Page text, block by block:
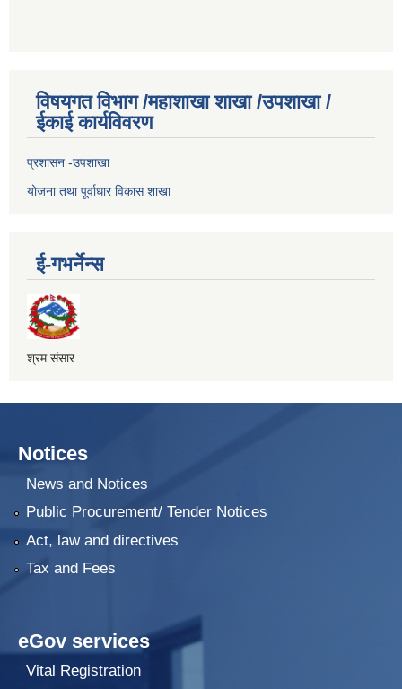
विषयगत विभाग /महाशाखा शाखा /उपशाखा /
ईकाई कार्यविवरण
प्रशासन -उपशाखा
योजना तथा पूर्वाधार विकास शाखा
ई-गभर्नेन्स
श्रम संसार
Notices
News and Notices
Public Procurement/ Tender Notices
Act, law and directives
Tax and Fees
eGov services
Vital Registration